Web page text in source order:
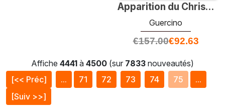
Apparition du Christ à la Vierge 1630
Guercino
€157.00€92.63
Affiche 4441 à 4500 (sur 7833 nouveautés)
[<< Préc]
... 71 72 73 74 75
...
[Suiv >>]